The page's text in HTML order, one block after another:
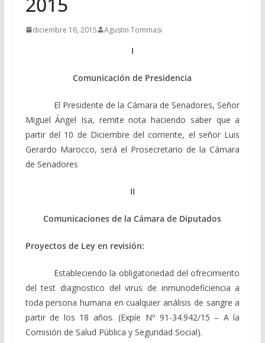
diciembre 16, 2015 Agustin Tommasi
I
Comunicación de Presidencia
El Presidente de la Cámara de Senadores, Señor
Miguel Ángel Isa, remite nota haciendo saber que a
partir del 10 de Diciembre del corriente, el señor Luis
Gerardo Marocco, será el Prosecretario de la Cámara
de Senadores
II
Comunicaciones de la Cámara de Diputados
Proyectos de Ley en revisión:
Estableciendo la obligatoriedad del ofrecimiento
del test diagnostico del virus de inmunodeficiencia a
toda persona humana en cualquier análisis de sangre a
partir de los 18 años. (Expíe Nº 91-34.942/15 – A la
Comisión de Salud Pública y Seguridad Social).